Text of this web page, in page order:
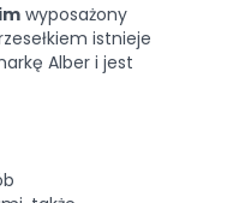
wyposażony
istnieje
Alber i jest